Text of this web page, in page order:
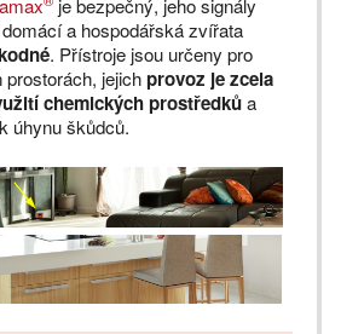
je bezpečný, jeho signály
a hospodářská zvířata
. Přístroje jsou určeny pro
jejichprovoz je zcela
chemických prostředkůa
úhynu škůdců.